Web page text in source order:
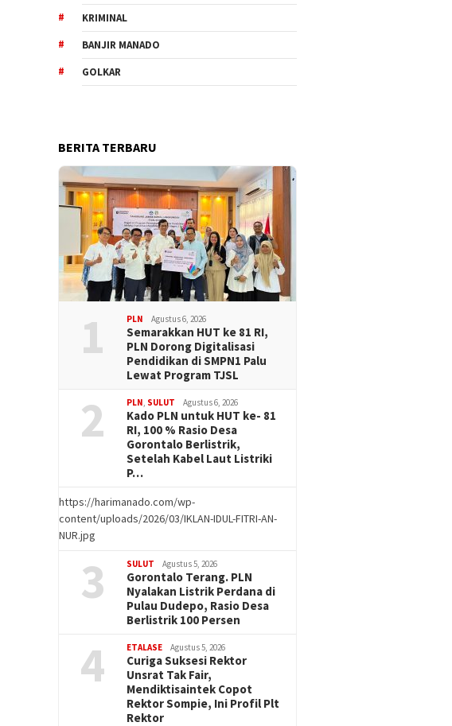
KRIMINAL
BANJIR MANADO
GOLKAR
BERITA TERBARU
1 PLN Agustus 6, 2026
Semarakkan HUT ke 81 RI,
PLN Dorong Digitalisasi
Pendidikan di SMPN1 Palu
Lewat Program TJSL
2 PLN SULUT Agustus 6, 2026
Kado PLN untuk HUT ke- 81
RI, 100 % Rasio Desa
Gorontalo Berlistrik,
Setelah Kabel Laut Listriki
P…
https://harimanado.com/wp-
content/uploads/2026/03/IKLAN-IDUL-FITRI-AN-
NUR.jpg
3 SULUT Agustus 5, 2026
Gorontalo Terang. PLN
Nyalakan Listrik Perdana di
Pulau Dudepo, Rasio Desa
Berlistrik 100 Persen
4 ETALASE Agustus 5, 2026
Curiga Suksesi Rektor
Unsrat Tak Fair,
Mendiktisaintek Copot
Rektor Sompie, Ini Profil Plt
Rektor